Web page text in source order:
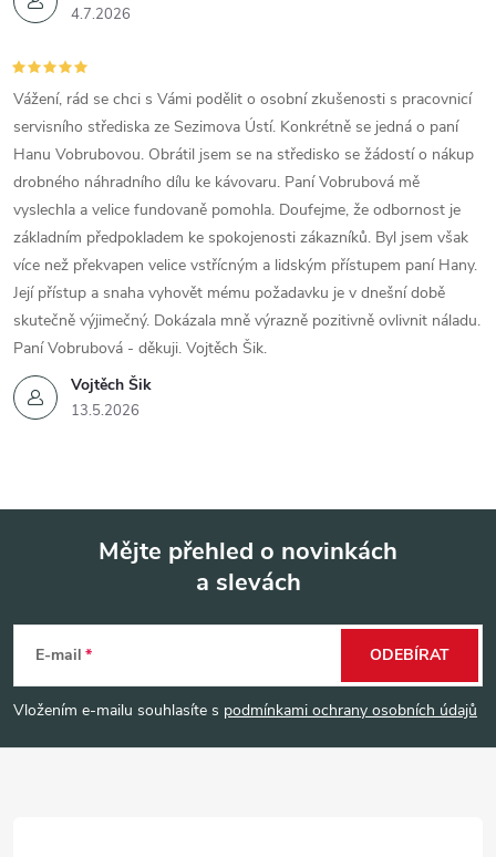
4.7.2026
Vojtěch Šik
13.5.2026
Vážení, rád se chci s Vámi podělit o osobní zkušenosti s pracovnicí
servisního střediska ze Sezimova Ústí. Konkrétně se jedná o paní
Hanu Vobrubovou. Obrátil jsem se na středisko se žádostí o nákup
drobného náhradního dílu ke kávovaru. Paní Vobrubová mě
vyslechla a velice fundovaně pomohla. Doufejme, že odbornost je
základním předpokladem ke spokojenosti zákazníků. Byl jsem však
více než překvapen velice vstřícným a lidským přístupem paní Hany.
Její přístup a snaha vyhovět mému požadavku je v dnešní době
skutečně výjimečný. Dokázala mně výrazně pozitivně ovlivnit náladu.
Paní Vobrubová - děkuji. Vojtěch Šik.
p
a
Mějte přehled o novinkách
a slevách
E-mail
Vložením e-mailu souhlasíte s podmínkami ochrany osobních údajů
ODEBÍRAT